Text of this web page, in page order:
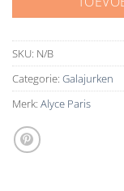
SKU: N/B
Categorie: Galajurken
Merk: Alyce Paris